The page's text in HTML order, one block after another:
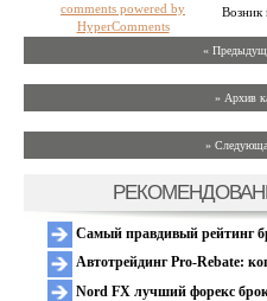
Возник
comments powered by
HyperComments
«
» Архив
»
Самый правдивый рейтинг
Автотрейдинг Pro-Rebate:
Nord FX лучший форекс